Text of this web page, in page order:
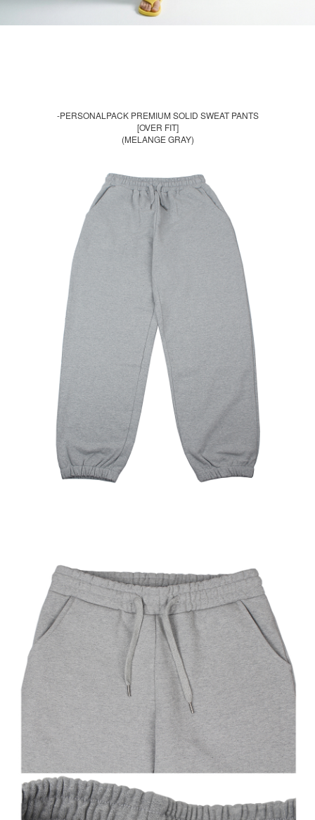
-PERSONALPACK PREMIUM SOLID SWEAT PANTS
[OVER FIT]
(MELANGE GRAY)